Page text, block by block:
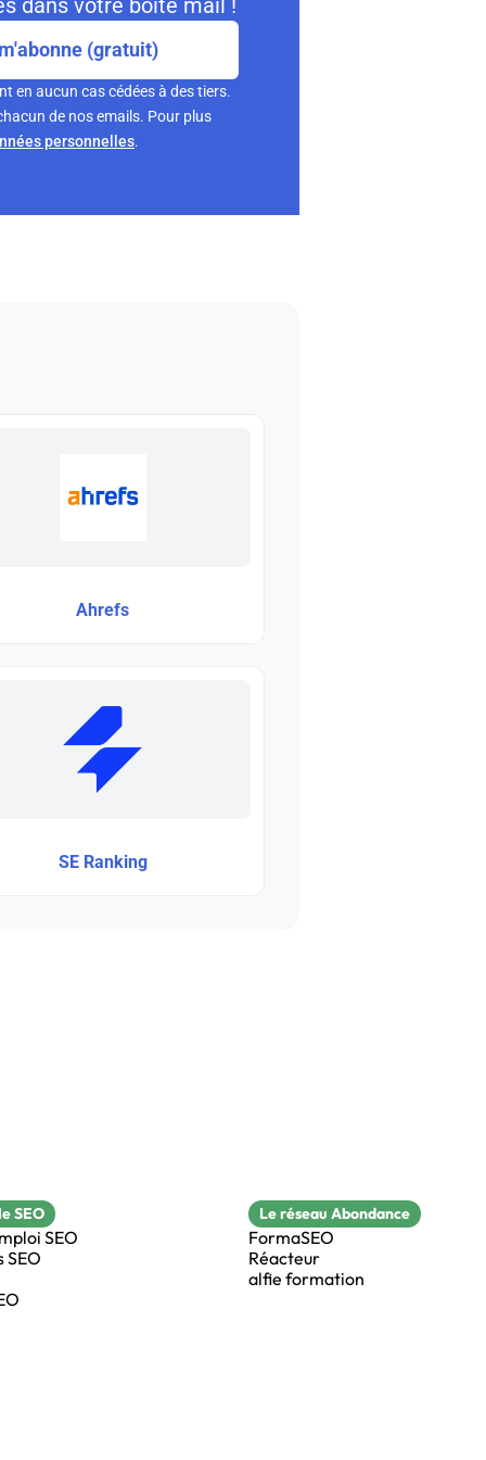
dans votre boite mail !
(gratuit)
en aucun cas cédées à des tiers.
de nos emails. Pour plus
personnelles.
Ahrefs
SE Ranking
SEO
SEO
SEO
Le réseau Abondance
FormaSEO
Réacteur
alfie formation